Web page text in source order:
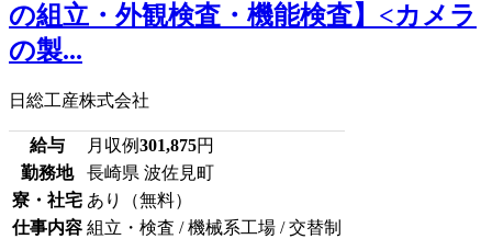
の組立・外観検査・機能検査】<カメラ
の製...
日総工産株式会社
給与 月収例301,875円
勤務地
長崎県 波佐見町
寮・社宅 あり（無料）
仕事内容 組立・検査 / 機械系工場 / 交替制